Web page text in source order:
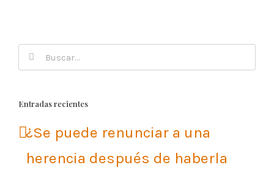
Buscar:
Entradas recientes
¿Se puede renunciar a una
herencia después de haberla